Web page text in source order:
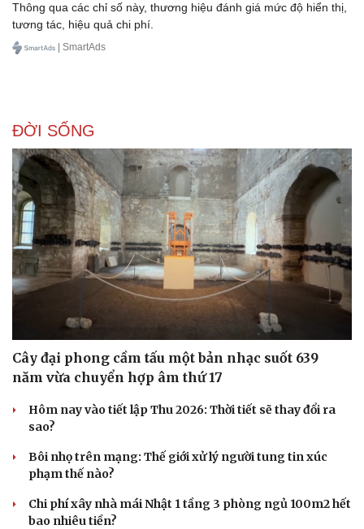
Dinh dưỡng - món ngon
Cây thuốc
Sản phụ khoa
Nhi khoa
Nhà đẹp
Tình yêu - Gia đình
Thông qua các chỉ số này, thương hiệu đánh giá mức độ hiển thị,
tương tác, hiệu quả chi phí.
| SmartAds
ĐỜI SỐNG
Cây đại phong cầm tấu một bản nhạc suốt 639
năm vừa chuyển hợp âm thứ 17
Hôm nay vào tiết lập Thu 2026: Thời tiết sẽ thay đổi ra
sao?
Bôi nhọ trên mạng: Thế giới xử lý người tung tin xúc
phạm thế nào?
Chi phí xây nhà mái Nhật 1 tầng 3 phòng ngủ 100m2 hết
bao nhiêu tiền?